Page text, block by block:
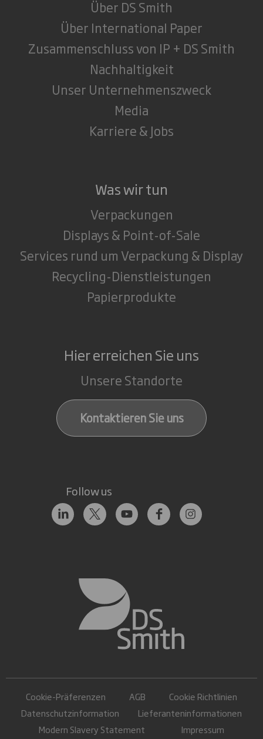
Über DS Smith
Über International Paper
Zusammenschluss von IP + DS Smith
Nachhaltigkeit
Unser Unternehmenszweck
Media
Karriere & Jobs
Was wir tun
Verpackungen
Displays & Point-of-Sale
Services rund um Verpackung & Display
Recycling-Dienstleistungen
Papierprodukte
Hier erreichen Sie uns
Unsere Standorte
Kontaktieren Sie uns
Follow us
Cookie-Präferenzen AGB
Cookie Richtlinien
Datenschutzinformation
Lieferanteninformationen
Modern Slavery Statement
Impressum